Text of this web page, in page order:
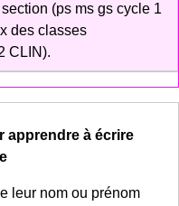
(ps ms gs cycle 1
des classes
CLIN).
apprendre à écrire
leur nom ou prénom